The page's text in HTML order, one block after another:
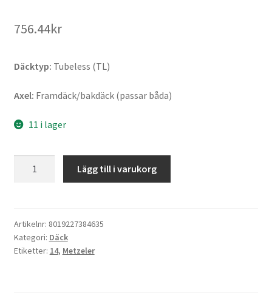
756.44kr
Däcktyp: Tubeless (TL)
Axel: Framdäck/bakdäck (passar båda)
11 i lager
-
14
55S
Lägg till i varukorg
Artikelnr: 8019227384635
Kategori: Däck
Etiketter: 14, Metzeler